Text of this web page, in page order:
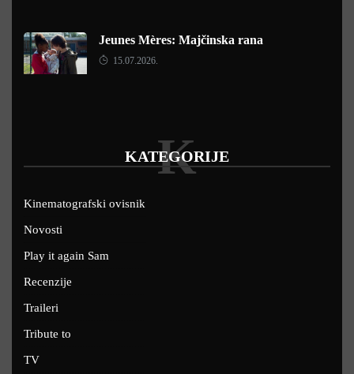
Jeunes Mères: Majčinska rana
15.07.2026.
KATEGORIJE
K
Kinematografski ovisnik
Novosti
Play it again Sam
Recenzije
Traileri
Tribute to
TV